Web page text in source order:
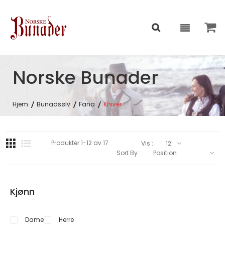
Norske Bunader
Hjem Bunadsølv Fana Kniver
Kjønn
Dame Herre
Produkter1-12av17
Vis :
Sort By :